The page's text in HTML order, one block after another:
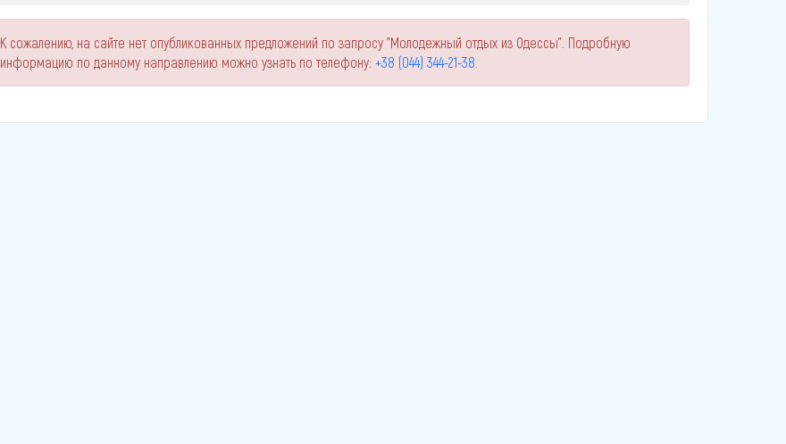
К сожалению, на сайте нет опубликованных предложений по запросу "Молодежный отдых из Одессы". Подробную
информацию по данному направлению можно узнать по телефону: +38 (044) 344-21-38